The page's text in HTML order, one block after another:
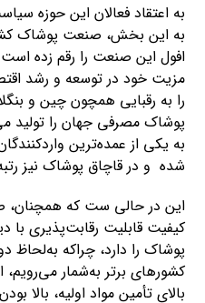
به اعتقاد فعالان این حوزه
به این بخش، صنعت پوشاک
افول این صنعت را رقم زده
مزیت خود در توسعه و رشد
را به رقبایی همچون چین و
پوشاک مصرفی جهان را تولید
به یکی از عمده­‌ترین
شده و در قاچاق پوشاک نیز
این در حالی­ ست که همچنان،
کیفیت قابلیت رقابت­‌پذیری با
پوشاک را دارد، چراکه
کشورهای برتر به‌شمار
بالای تأمین مواد اولیه، بالا